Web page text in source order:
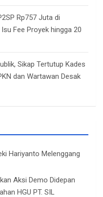
Rp757 Juta di
Fee Proyek hingga 20
Sikap Tertutup Kades
dan Wartawan Desak
Hariyanto Melenggang
Aksi Demo Didepan
HGU PT. SIL